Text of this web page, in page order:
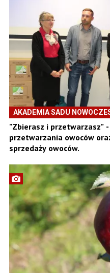
AKADEMIA SADU
"Zbierasz i przetwarzasz"
przetwarzania owoców
sprzedaży owoców.